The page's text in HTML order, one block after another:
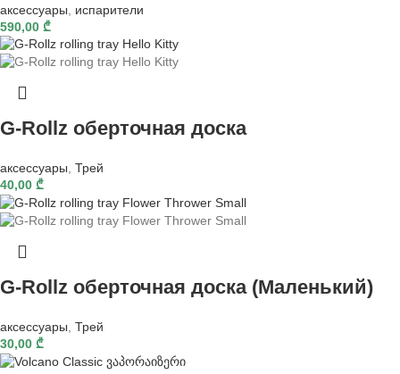
аксессуары
испарители
590,00 ₾
G-Rollz оберточная доска
аксессуары, Трей
40,00 ₾
G-Rollz оберточная доска (Маленький)
аксессуары Трей
30,00 ₾